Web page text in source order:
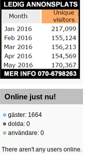
Online just nu!
gäster: 1664
dolda: 0
användare: 0
There aren't any users online.